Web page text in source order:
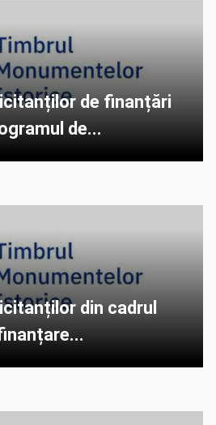
de finanțări
de...
din cadrul